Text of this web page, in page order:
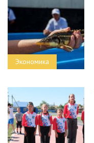
Экономика